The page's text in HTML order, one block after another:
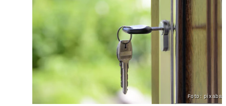
Foto: